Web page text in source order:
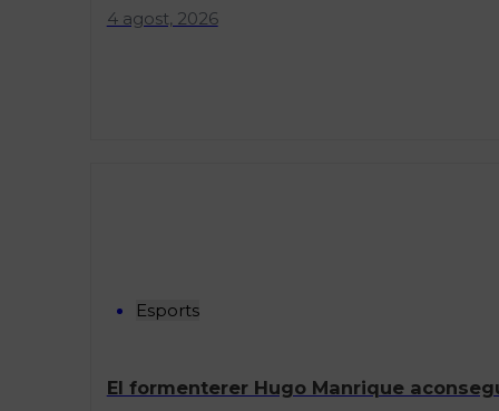
4 agost, 2026
Esports
El formenterer Hugo Manrique